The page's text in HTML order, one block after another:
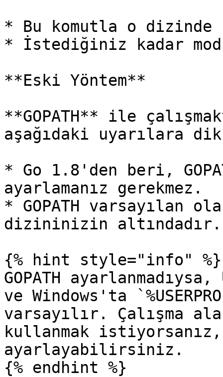
* Bu komutla o
* İstediğiniz kadar
**Eski Yöntem**
**GOPATH** ile
aşağıdaki uyarılara
* Go 1.8'den beri,
ayarlamanız gerekmez.
* GOPATH varsayılan
dizininizin altındadır.
{% hint style="info" %}
GOPATH
ve Windows'ta
varsayılır. Çalışma
kullanmak istiyorsanız,
ayarlayabilirsiniz.
{% endhint %}